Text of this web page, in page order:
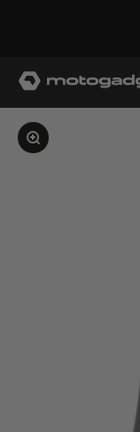
motogadget GmbH
Ingrandire l'immagine